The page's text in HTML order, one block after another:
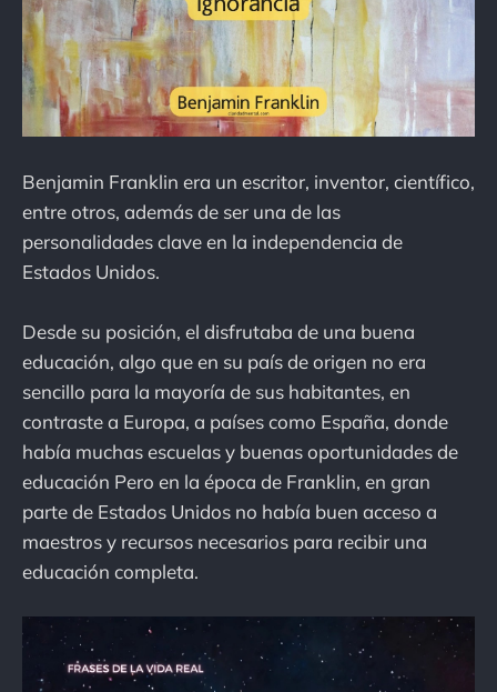
Benjamin Franklin era un escritor, inventor, científico,
entre otros, además de ser una de las
personalidades clave en la independencia de
Estados Unidos.
Desde su posición, el disfrutaba de una buena
educación, algo que en su país de origen no era
sencillo para la mayoría de sus habitantes, en
contraste a Europa, a países como España, donde
había muchas escuelas y buenas oportunidades de
educación Pero en la época de Franklin, en gran
parte de Estados Unidos no había buen acceso a
maestros y recursos necesarios para recibir una
educación completa.